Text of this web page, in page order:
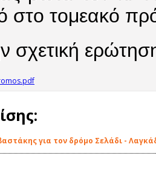
στο τομεακό
σχετική
για τον δρόμο Σελάδι -